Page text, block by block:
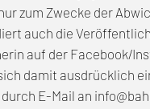
zum Zwecke der
auch die
auf der Facebook/
damit ausdrücklich
E-Mail an